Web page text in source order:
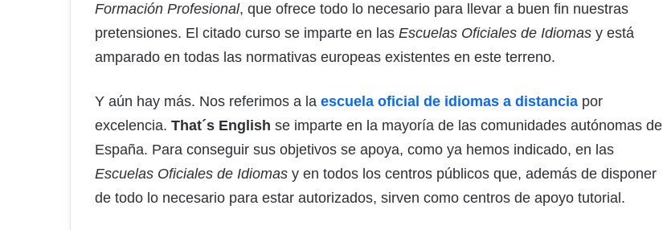
Formación Profesional, que ofrece todo lo necesario para llevar a buen fin nuestras
pretensiones. El citado curso se imparte en las Escuelas Oficiales de Idiomas y está
amparado en todas las normativas europeas existentes en este terreno.
Y aún hay más. Nos referimos a la escuela oficial de idiomas a distancia por
excelencia. That´s English se imparte en la mayoría de las comunidades autónomas de
España. Para conseguir sus objetivos se apoya, como ya hemos indicado, en las
Escuelas Oficiales de Idiomas y en todos los centros públicos que, además de disponer
de todo lo necesario para estar autorizados, sirven como centros de apoyo tutorial.